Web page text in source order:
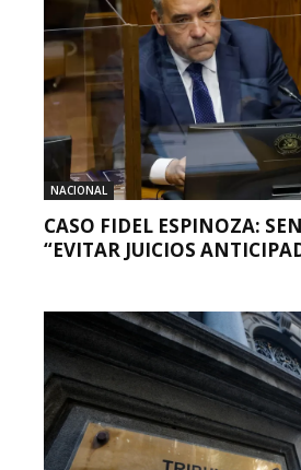
NACIONAL
CASO FIDEL ESPINOZA:
“EVITAR JUICIOS